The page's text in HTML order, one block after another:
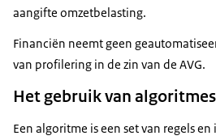
aangifte omzetbelasting.
Financiën neemt geen
van profilering in de zin van de AVG.
Het gebruik van algoritmes
Een algoritme is een set van regels